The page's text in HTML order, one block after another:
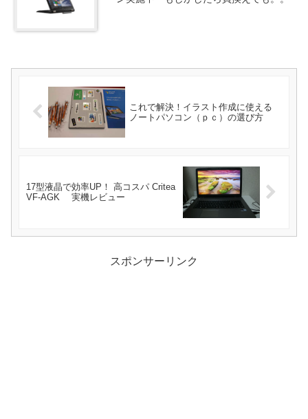
これで解決！イラスト作成に使える
ノートパソコン（ｐｃ）の選び方
17型液晶で効率UP！ 高コスパ Critea
VF-AGK 実機レビュー
スポンサーリンク